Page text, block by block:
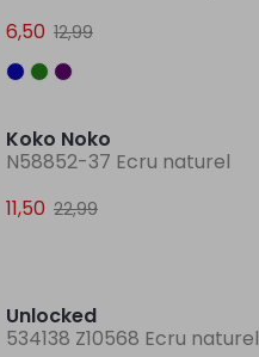
6,50 12,99
Koko Noko
N58852-37 Ecru naturel
11,50 22,99
Unlocked
534138 Z10568 Ecru naturel